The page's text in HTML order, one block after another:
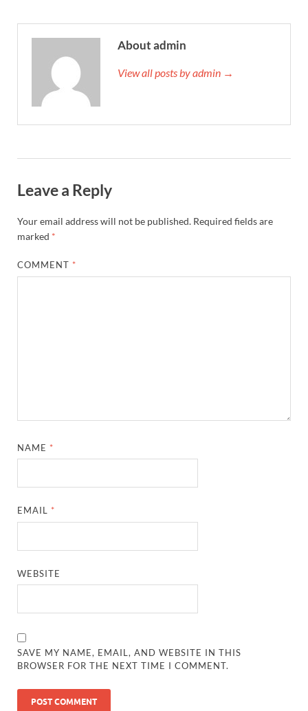
About admin
View all posts by admin →
Leave a Reply
Your email address will not be published. Required fields are
marked *
COMMENT *
NAME *
EMAIL *
WEBSITE
SAVE MY NAME, EMAIL, AND WEBSITE IN THIS
BROWSER FOR THE NEXT TIME I COMMENT.